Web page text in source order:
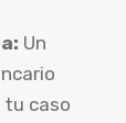
Un
tu caso